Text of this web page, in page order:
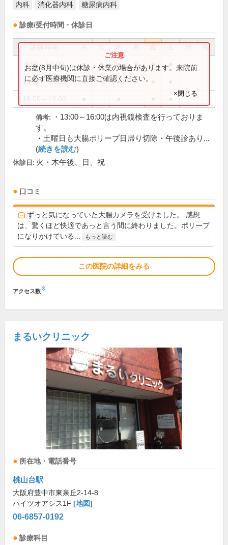
内科 消化器内科 糖尿病内科
診療/受付時間・休診日
祝
9:00～12:00 ● ● ● ● ●
13:00～16:00 ● ● ● ●
お盆(8月中旬)は休診・休業の場合があります。来院前
に必ず医療機関に直接ご確認ください。
×閉じる
備考:
・13:00～16:00は内視鏡検査を行っておりま
す。
・土曜日も大腸ポリープ日帰り切除・午後診あり...
(続きを読む)
休診日: 火・木午後、日、祝
口コミ
ずっと気になっていた大腸カメラを受けました。 感想
は、驚くほど快適であっと言う間に終わりました。ポリープ
になりかけている...
もっと読む
この医院の詳細をみる
アクセス数※
まるいクリニック
所在地・電話番号
桃山台駅
大阪府豊中市東泉丘2-14-8
ハイツオアシス1F [地図]
06-6857-0192
診療科目